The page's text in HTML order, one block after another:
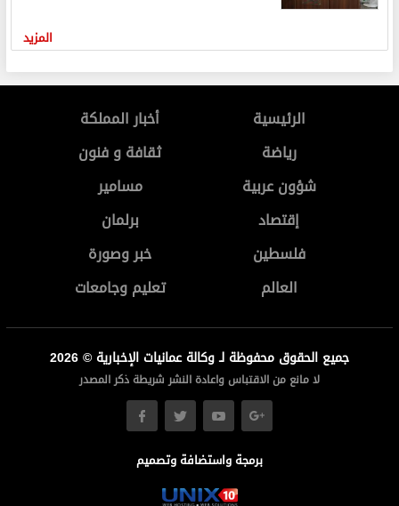
المزيد
الرئيسية
أخبار المملكة
رياضة
ثقافة و فنون
شؤون عربية
مسامير
إقتصاد
برلمان
فلسطين
خبر وصورة
العالم
تعليم وجامعات
جميع الحقوق محفوظة لـ وكالة عمانيات الإخبارية © 2026
لا مانع من الاقتباس واعادة النشر شريطة ذكر المصدر
برمجة واستضافة وتصميم